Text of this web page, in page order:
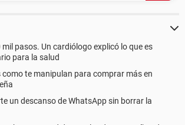
mil pasos. Un cardiólogo explicó lo que es
para la salud
como te manipulan para comprar más en
un descanso de WhatsApp sin borrar la